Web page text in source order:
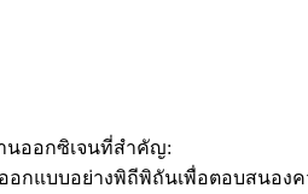
นออกซิเจนที่สำคัญ:
กแบบอย่างพิถีพิถันเพื่อตอบสนอ